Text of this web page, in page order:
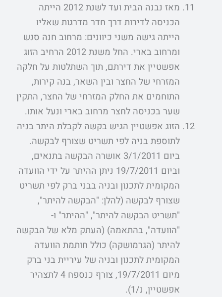
מאז נבנה הבית ועד לשנת 2012 הייתה
הכניסה לדירות דרך חדר מדרגות שאליו
הייתה גישה משני כיוונים: מרחוב חנה סנש
ומרחוב בארי. החל משנת 2012 הרחיב הזוג
אפשטיין את דירתם, תוך השתלטות על חלקה
המזרחי של החצר ובין השאר, בנה קירות,
התוחמים את החלק המזרחי של החצר, התקין
שער בכניסה לחצר מרחוב בארי ונעל אותו.
הזוג אפשטיין הגיש בקשה לקבלת היתר בניה
לתוספת בניה לפי תשריט שצורף לבקשה.
ביום 3/1/2011 אושרה הבקשה בתנאים,
וביום 19/7/2011 ניתן ההיתר על ידי הוועדה
המקומית לתכנון ובניה בבני ברק לפי תשריט
שצורף לבקשה (להלן: "הבקשה להיתר",
"תשריט הבקשה להיתר", "ההיתר" ו-
"הוועדה", בהתאמה) (העתק מלא של הבקשה
להיתר (הגרמושקה) כולל חותמת הוועדה
המקומית לתכנון ובניה של עיריית בני ברק
מיום 19/7/2011, צורף כנספח 4 לתצהיר
אפשטיין, נ/1).